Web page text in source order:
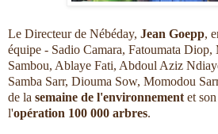
Le Directeur de Nébéday, Jean Goepp,
équipe - Sadio Camara, Fatoumata
Sambou, Ablaye Fati, Abdoul Aziz
Samba Sarr, Diouma Sow, Momodou
de la semaine de l'environnement et
l'opération 100 000 arbres.